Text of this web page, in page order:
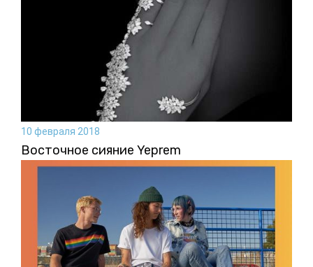
10 февраля 2018
Восточное сияние Yeprem